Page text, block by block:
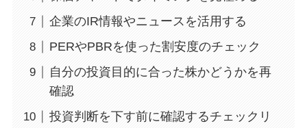
企業のIR情報やニュースを活用する
PERやPBRを使った割安度のチェック
自分の投資目的に合った株かどうかを再
確認
投資判断を下す前に確認するチェックリ